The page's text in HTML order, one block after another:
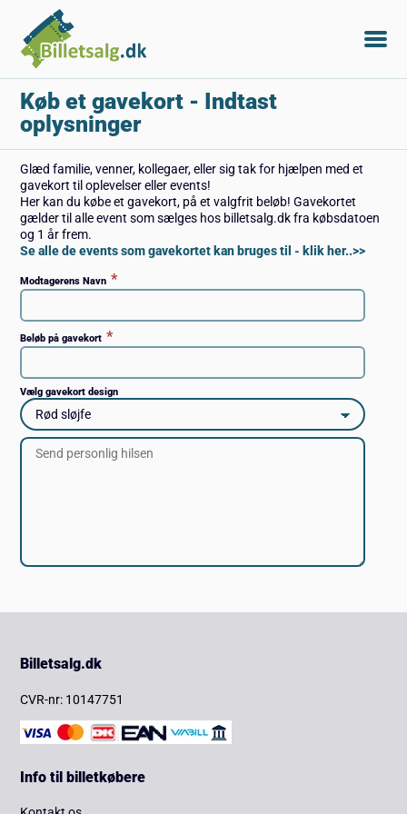
Køb et gavekort - Indtast
oplysninger
Glæd familie, venner, kollegaer, eller sig tak for hjælpen med et
gavekort til oplevelser eller events!
Her kan du købe et gavekort, på et valgfrit beløb! Gavekortet
gælder til alle event som sælges hos billetsalg.dk fra købsdatoen
og 1 år frem.
Se alle de events som gavekortet kan bruges til - klik her..>>
Modtagerens Navn *
Beløb på gavekort *
Vælg gavekort design
Billetsalg.dk
CVR-nr: 10147751
Info til billetkøbere